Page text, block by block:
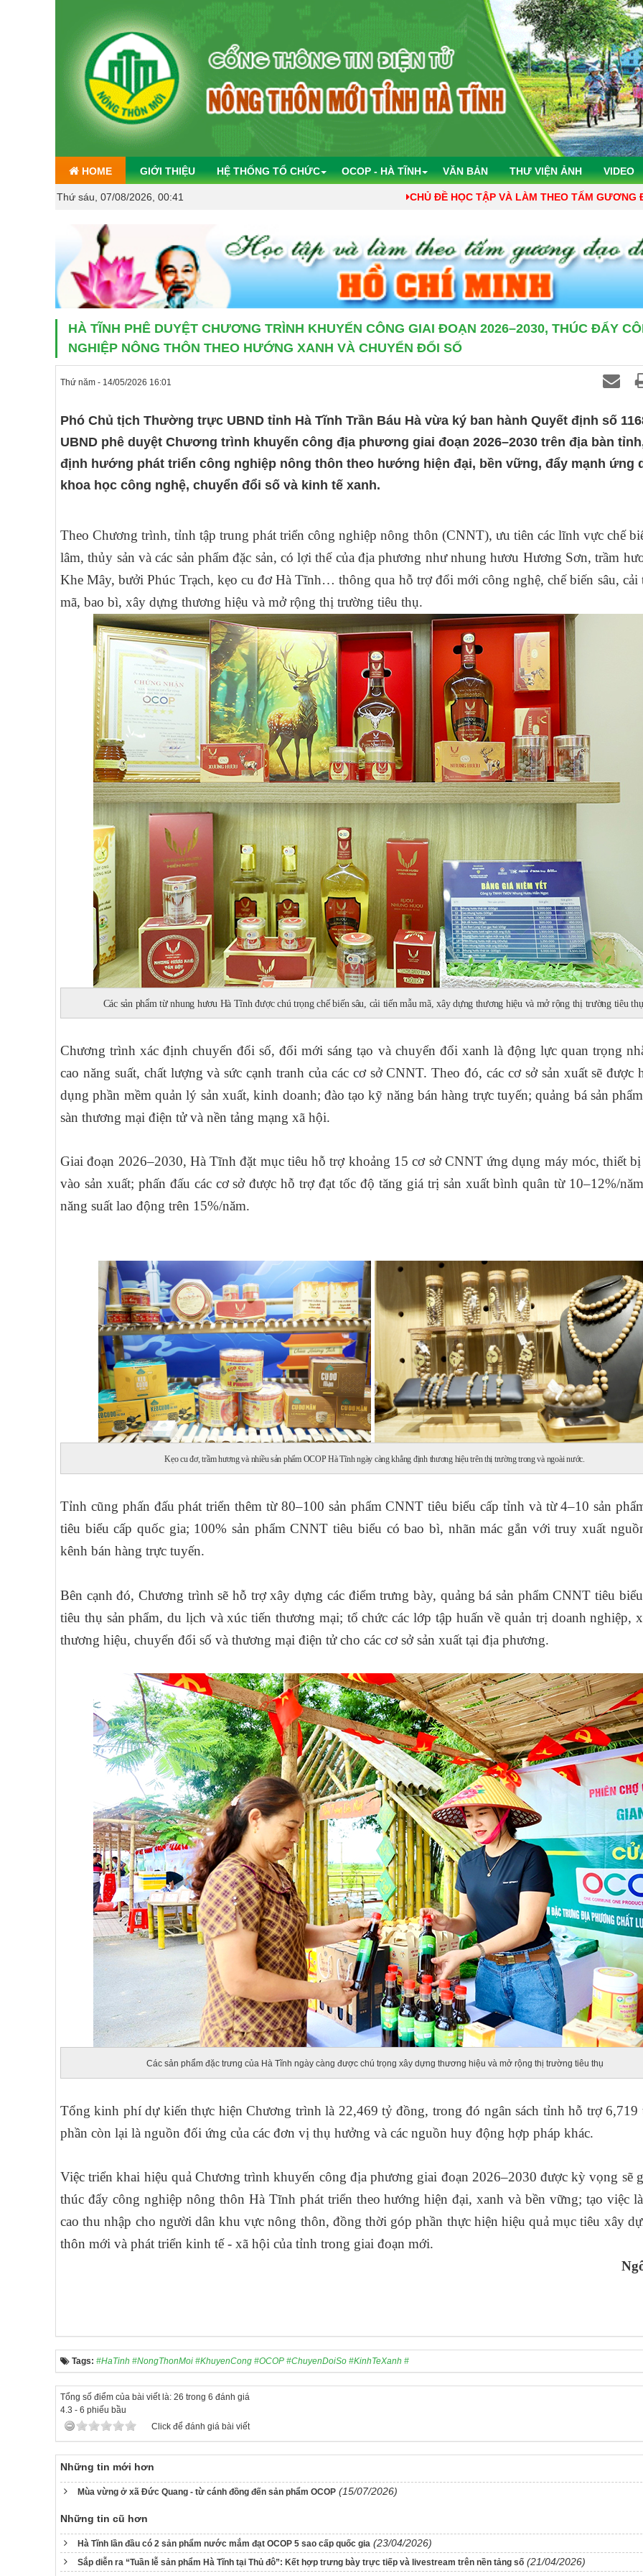
HOME GIỚI THIỆU HỆ THỐNG TỔ CHỨC OCOP - HÀ TĨNH VĂN BẢN THƯ VIỆN ẢNH VIDEO
Thứ sáu, 07/08/2026, 00:41 CHỦ ĐỀ HỌC TẬP VÀ LÀM THEO TẤM GƯƠNG ĐẠO ĐỨC
HÀ TĨNH PHÊ DUYỆT CHƯƠNG TRÌNH KHUYẾN CÔNG GIAI ĐOẠN 2026–2030, THÚC ĐẨY
NGHIỆP NÔNG THÔN THEO HƯỚNG XANH VÀ CHUYỂN ĐỔI SỐ
Thứ năm - 14/05/2026 16:01
Phó Chủ tịch Thường trực UBND tỉnh Hà Tĩnh Trần Báu Hà vừa ký ban hành Quyết định số
UBND phê duyệt Chương trình khuyến công địa phương giai đoạn 2026–2030 trên địa bàn
định hướng phát triển công nghiệp nông thôn theo hướng hiện đại, bền vững, đẩy mạnh ứng
khoa học công nghệ, chuyển đổi số và kinh tế xanh.
Theo Chương trình, tỉnh tập trung phát triển công nghiệp nông thôn (CNNT), ưu tiên các lĩnh vực chế
lâm, thủy sản và các sản phẩm đặc sản, có lợi thế của địa phương như nhung hươu Hương Sơn, trầm
Khe Mây, bưởi Phúc Trạch, kẹo cu đơ Hà Tĩnh… thông qua hỗ trợ đổi mới công nghệ, chế biến sâu, cải
mã, bao bì, xây dựng thương hiệu và mở rộng thị trường tiêu thụ.
Các sản phẩm từ nhung hươu Hà Tĩnh được chú trọng chế biến sâu, cải tiến mẫu mã, xây dựng thương hiệu và mở rộng thị trường tiêu thụ.
Chương trình xác định chuyển đổi số, đổi mới sáng tạo và chuyển đổi xanh là động lực quan trọng
cao năng suất, chất lượng và sức cạnh tranh của các cơ sở CNNT. Theo đó, các cơ sở sản xuất sẽ được
dụng phần mềm quản lý sản xuất, kinh doanh; đào tạo kỹ năng bán hàng trực tuyến; quảng bá sản
sàn thương mại điện tử và nền tảng mạng xã hội.
Giai đoạn 2026–2030, Hà Tĩnh đặt mục tiêu hỗ trợ khoảng 15 cơ sở CNNT ứng dụng máy móc, thiết
vào sản xuất; phấn đấu các cơ sở được hỗ trợ đạt tốc độ tăng giá trị sản xuất bình quân từ 10–12%/
năng suất lao động trên 15%/năm.
Kẹo cu đơ, trầm hương và nhiều sản phẩm OCOP Hà Tĩnh ngày càng khẳng định thương hiệu trên thị trường trong và ngoài nước.
Tỉnh cũng phấn đấu phát triển thêm từ 80–100 sản phẩm CNNT tiêu biểu cấp tỉnh và từ 4–10 sản
tiêu biểu cấp quốc gia; 100% sản phẩm CNNT tiêu biểu có bao bì, nhãn mác gắn với truy xuất
kênh bán hàng trực tuyến.
Bên cạnh đó, Chương trình sẽ hỗ trợ xây dựng các điểm trưng bày, quảng bá sản phẩm CNNT tiêu
tiêu thụ sản phẩm, du lịch và xúc tiến thương mại; tổ chức các lớp tập huấn về quản trị doanh nghiệp,
thương hiệu, chuyển đổi số và thương mại điện tử cho các cơ sở sản xuất tại địa phương.
Các sản phẩm đặc trưng của Hà Tĩnh ngày càng được chú trọng xây dựng thương hiệu và mở rộng thị trường tiêu thụ
Tổng kinh phí dự kiến thực hiện Chương trình là 22,469 tỷ đồng, trong đó ngân sách tỉnh hỗ trợ 6,719
phần còn lại là nguồn đối ứng của các đơn vị thụ hưởng và các nguồn huy động hợp pháp khác.
Việc triển khai hiệu quả Chương trình khuyến công địa phương giai đoạn 2026–2030 được kỳ vọng sẽ
thúc đẩy công nghiệp nông thôn Hà Tĩnh phát triển theo hướng hiện đại, xanh và bền vững; tạo việc
cao thu nhập cho người dân khu vực nông thôn, đồng thời góp phần thực hiện hiệu quả mục tiêu xây
thôn mới và phát triển kinh tế - xã hội của tỉnh trong giai đoạn mới.
Tags: #HaTinh #NongThonMoi #KhuyenCong #OCOP #ChuyenDoiSo #KinhTeXanh #
Tổng số điểm của bài viết là: 26 trong 6 đánh giá
4.3 - 6 phiếu bầu
Click để đánh giá bài viết
Những tin mới hơn
Mùa vừng ở xã Đức Quang - từ cánh đồng đến sản phẩm OCOP (15/07/2026)
Những tin cũ hơn
Hà Tĩnh lần đầu có 2 sản phẩm nước mắm đạt OCOP 5 sao cấp quốc gia (23/04/2026)
Sắp diễn ra “Tuần lễ sản phẩm Hà Tĩnh tại Thủ đô”: Kết hợp trưng bày trực tiếp và livestream trên nền tảng số (21/04/2026)